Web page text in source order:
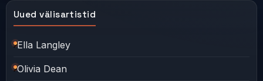
Uued välisartistid
Ella Langley
Olivia Dean